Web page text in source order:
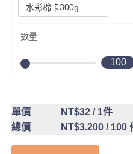
數量
100
單價 NT$32/ 1件
總價
NT$3.200/ 100